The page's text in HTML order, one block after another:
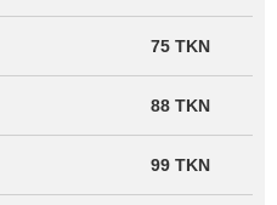
75 TKN
88 TKN
99 TKN